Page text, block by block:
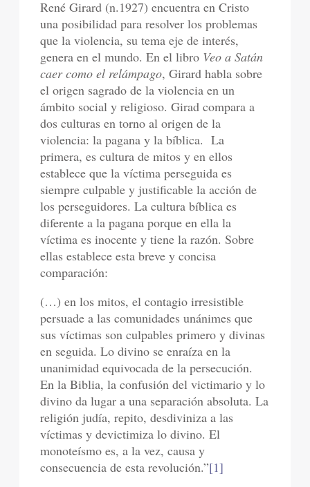
René Girard (n.1927) encuentra en Cristo
una posibilidad para resolver los problemas
que la violencia, su tema eje de interés,
genera en el mundo. En el libro Veo a Satán
caer como el relámpago, Girard habla sobre
el origen sagrado de la violencia en un
ámbito social y religioso. Girad compara a
dos culturas en torno al origen de la
violencia: la pagana y la bíblica. La
primera, es cultura de mitos y en ellos
establece que la víctima perseguida es
siempre culpable y justificable la acción de
los perseguidores. La cultura bíblica es
diferente a la pagana porque en ella la
víctima es inocente y tiene la razón. Sobre
ellas establece esta breve y concisa
comparación:
(…) en los mitos, el contagio irresistible
persuade a las comunidades unánimes que
sus víctimas son culpables primero y divinas
en seguida. Lo divino se enraíza en la
unanimidad equivocada de la persecución.
En la Biblia, la confusión del victimario y lo
divino da lugar a una separación absoluta. La
religión judía, repito, desdiviniza a las
víctimas y devictimiza lo divino. El
monoteísmo es, a la vez, causa y
consecuencia de esta revolución.”[1]